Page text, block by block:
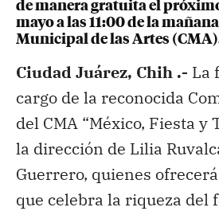
de manera gratuita el
mayo a las 11:00 de la
Municipal de las Artes
Ciudad Juárez, Chih .- La
cargo de la reconocida
del CMA “México, Fiesta y
la dirección de Lilia
Guerrero, quienes
que celebra la riqueza del